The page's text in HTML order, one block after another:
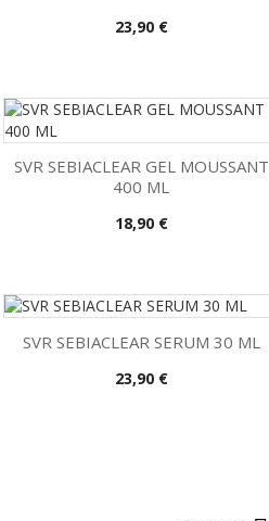
Vista rápida
Precio
23,90 €
Vista rápida
SVR SEBIACLEAR GEL MOUSSANT
400 ML
Precio
18,90 €
Vista rápida
SVR SEBIACLEAR SERUM 30 ML
Precio
23,90 €